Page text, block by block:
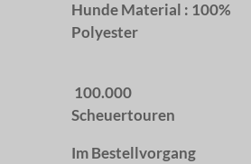
Hunde Material : 100%
Polyester
100.000
Scheuertouren
Im Bestellvorgang